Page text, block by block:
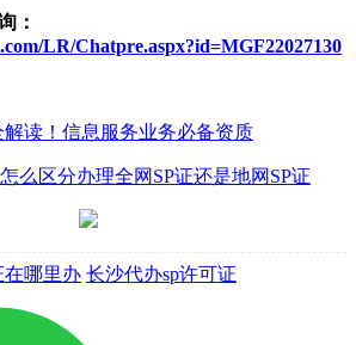
：
LR/Chatpre.aspx?id=MGF22027130
解读！信息服务业务必备资质
么区分办理全网SP证还是地网SP证
在哪里办 长沙代办sp许可证